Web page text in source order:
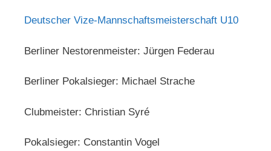
Deutscher Vize-Mannschaftsmeisterschaft U10
Berliner Nestorenmeister: Jürgen Federau
Berliner Pokalsieger: Michael Strache
Clubmeister: Christian Syré
Pokalsieger: Constantin Vogel